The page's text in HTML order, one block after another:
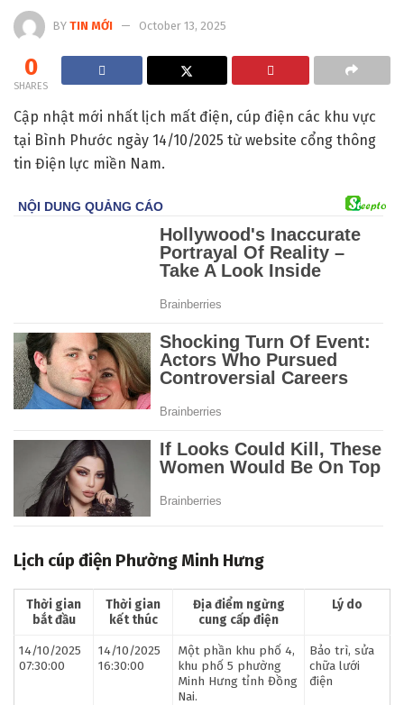
BY TIN MỚI October 13, 2025
0
SHARES
Cập nhật mới nhất lịch mất điện, cúp điện các khu vực
tại Bình Phước ngày 14/10/2025 từ website cổng thông
tin Điện lực miền Nam.
Lịch cúp điện Phường Minh Hưng
Thời gian
bắt đầu
Thời gian
kết thúc
Địa điểm ngừng
cung cấp điện
Lý do
14/10/2025
07:30:00
14/10/2025
16:30:00
Một phần khu phố 4,
khu phố 5 phường
Minh Hưng tỉnh Đồng
Nai.
Bảo trì, sửa
chữa lưới
điện